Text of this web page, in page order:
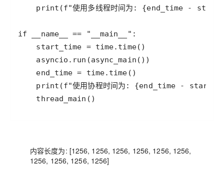
print (f"使用多线程时间为: {end_time -
if __name__ == "__main__"
start_time = time. time
asyncio . run (async_main
end_time = time. time
print (f"使用协程时间为: {end_time -
thread_main ()
内容长度为: [1256, 1256, 1256, 1256, 1256, 1256,
1256, 1256, 1256, 1256]